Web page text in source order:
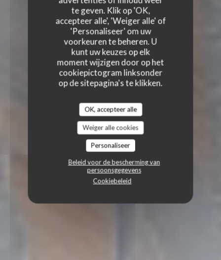
te geven. Klik op 'OK,
accepteer alle', 'Weiger alle' of
'Personaliseer' om uw
voorkeuren te beheren. U
kunt uw keuzes op elk
moment wijzigen door op het
cookiepictogram linksonder
op de sitepagina's te klikken.
OK, accepteer alle
Weiger alle cookies
Personaliseer
Beleid voor de bescherming van
persoonsgegevens
Cookiebeleid